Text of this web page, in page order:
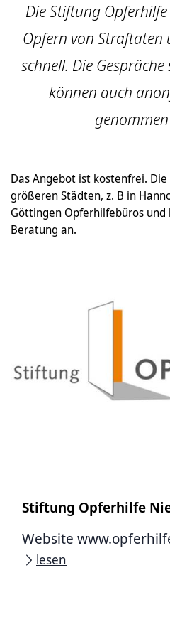
Die Stiftung
Opfern von
schnell. Die
können auch
Das Angebot ist kostenfrei.
größeren Städten, z. B in
Göttingen Opferhilfebüros
Beratung an.
Stiftung Opferhilfe
Website
lesen